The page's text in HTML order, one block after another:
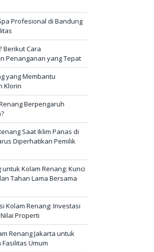
Profesional di Bandung
Berikut Cara
Penanganan yang Tepat
yang Membantu
Klorin
Berpengaruh
Saat Iklim Panas di
Diperhatikan Pemilik
Kolam Renang: Kunci
Tahan Lama Bersama
Kolam Renang: Investasi
Properti
Renang Jakarta untuk
Umum